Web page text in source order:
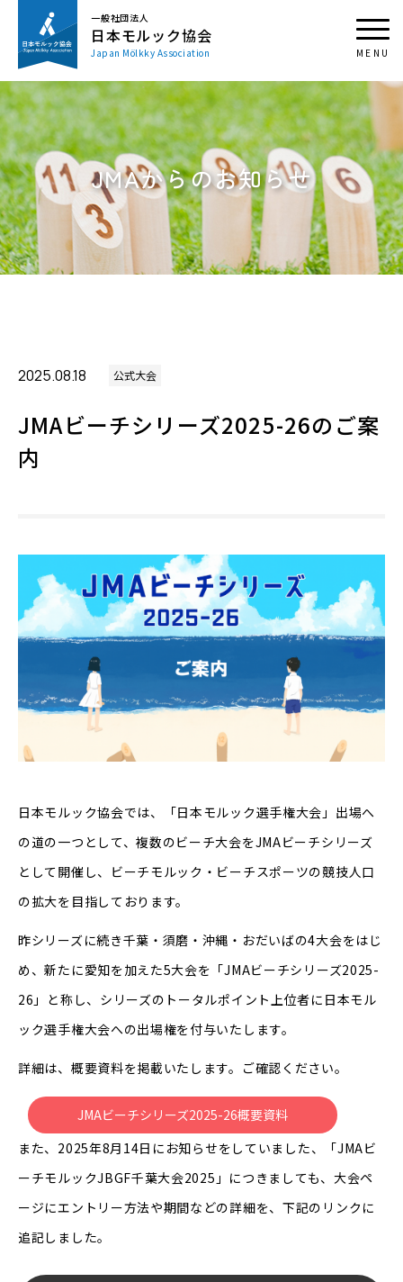
一般社団法人
日本モルック協会
Japan Mölkky Association
JMAからのお知らせ
2025.08.18 公式大会
JMAビーチシリーズ2025-26のご案
内
日本モルック協会では、「日本モルック選手権大会」出場へ
の道の一つとして、複数のビーチ大会をJMAビーチシリーズ
として開催し、ビーチモルック・ビーチスポーツの競技人口
の拡大を目指しております。
昨シリーズに続き千葉・須磨・沖縄・おだいばの4大会をはじ
め、新たに愛知を加えた5大会を「JMAビーチシリーズ2025-
26」と称し、シリーズのトータルポイント上位者に日本モル
ック選手権大会への出場権を付与いたします。
詳細は、概要資料を掲載いたします。ご確認ください。
JMAビーチシリーズ2025-26概要資料
また、2025年8月14日にお知らせをしていました、「JMAビ
ーチモルックJBGF千葉大会2025」につきましても、大会ペ
ージにエントリー方法や期間などの詳細を、下記のリンクに
追記しました。